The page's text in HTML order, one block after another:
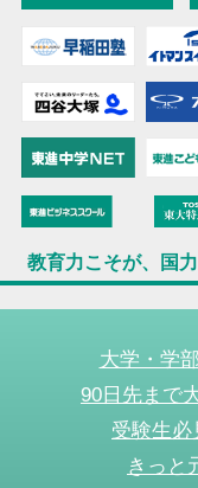
教育力こそが、国力
大学・学
90日先まで
受験生必
きっと